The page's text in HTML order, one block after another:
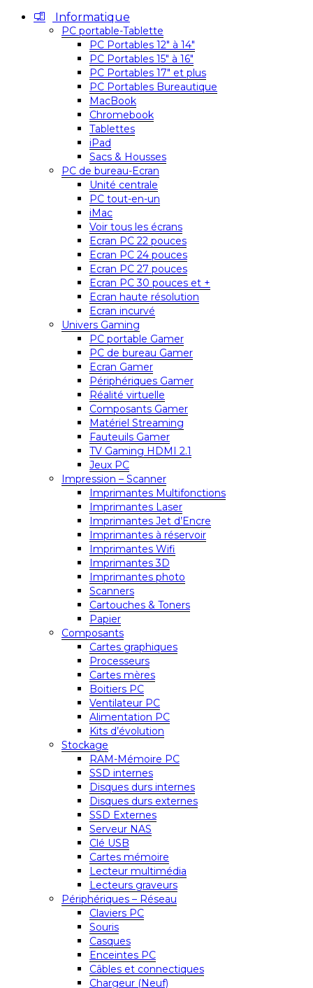
Informatique
PC portable-Tablette
PC Portables 12″ à 14″
PC Portables 15″ à 16″
PC Portables 17″ et plus
PC Portables Bureautique
MacBook
Chromebook
Tablettes
iPad
Sacs & Housses
PC de bureau-Ecran
Unité centrale
PC tout-en-un
iMac
Voir tous les écrans
Ecran PC 22 pouces
Ecran PC 24 pouces
Ecran PC 27 pouces
Ecran PC 30 pouces et +
Ecran haute résolution
Ecran incurvé
Univers Gaming
PC portable Gamer
PC de bureau Gamer
Ecran Gamer
Périphériques Gamer
Réalité virtuelle
Composants Gamer
Matériel Streaming
Fauteuils Gamer
TV Gaming HDMI 2.1
Jeux PC
Impression – Scanner
Imprimantes Multifonctions
Imprimantes Laser
Imprimantes Jet d’Encre
Imprimantes à réservoir
Imprimantes Wifi
Imprimantes 3D
Imprimantes photo
Scanners
Cartouches & Toners
Papier
Composants
Cartes graphiques
Processeurs
Cartes mères
Boitiers PC
Ventilateur PC
Alimentation PC
Kits d’évolution
Stockage
RAM-Mémoire PC
SSD internes
Disques durs internes
Disques durs externes
SSD Externes
Serveur NAS
Clé USB
Cartes mémoire
Lecteur multimédia
Lecteurs graveurs
Périphériques – Réseau
Claviers PC
Souris
Casques
Enceintes PC
Câbles et connectiques
Chargeur (Neuf)